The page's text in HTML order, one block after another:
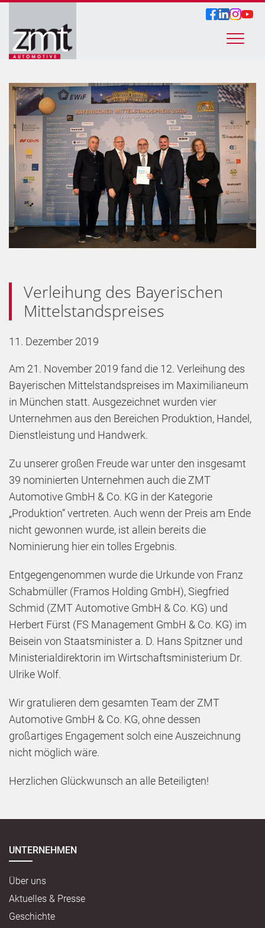
Verleihung des Bayerischen
Mittelstandspreises
11. Dezember 2019
Am 21. November 2019 fand die 12. Verleihung des
Bayerischen Mittelstandspreises im Maximilianeum
in München statt. Ausgezeichnet wurden vier
Unternehmen aus den Bereichen Produktion, Handel,
Dienstleistung und Handwerk.
Zu unserer großen Freude war unter den insgesamt
39 nominierten Unternehmen auch die ZMT
Automotive GmbH & Co. KG in der Kategorie
„Produktion“ vertreten. Auch wenn der Preis am Ende
nicht gewonnen wurde, ist allein bereits die
Nominierung hier ein tolles Ergebnis.
Entgegengenommen wurde die Urkunde von Franz
Schabmüller (Framos Holding GmbH), Siegfried
Schmid (ZMT Automotive GmbH & Co. KG) und
Herbert Fürst (FS Management GmbH & Co. KG) im
Beisein von Staatsminister a. D. Hans Spitzner und
Ministerialdirektorin im Wirtschaftsministerium Dr.
Ulrike Wolf.
Wir gratulieren dem gesamten Team der ZMT
Automotive GmbH & Co. KG, ohne dessen
großartiges Engagement solch eine Auszeichnung
nicht möglich wäre.
Herzlichen Glückwunsch an alle Beteiligten!
UNTERNEHMEN
Über uns
Aktuelles & Presse
Geschichte